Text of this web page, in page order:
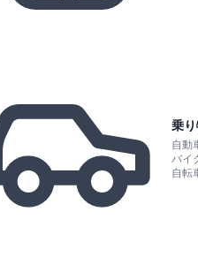
乗
自動
バイ
自転